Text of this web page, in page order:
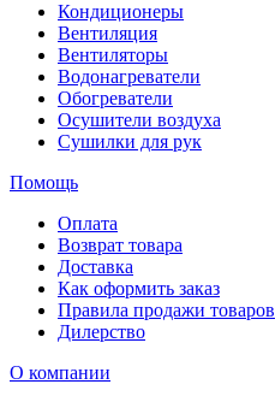
Кондиционеры
Вентиляция
Вентиляторы
Водонагреватели
Обогреватели
Осушители воздуха
Сушилки для рук
Помощь
Оплата
Возврат товара
Доставка
Как оформить заказ
Правила продажи товаров
Дилерство
О компании